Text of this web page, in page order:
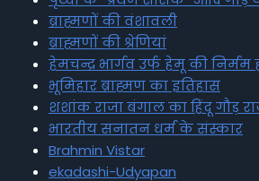
ब्राह्मणों की वंशावली
ब्राह्मणों की श्रेणियां
हेमचन्द्र भार्गव उर्फ हेमू की निर्मम
भूमिहार ब्राह्मण का इतिहास
शशांक राजा बंगाल का हिंदू गौड़
भारतीय सनातन धर्म के संस्कार
Brahmin Vistar
ekadashi-Udyapan